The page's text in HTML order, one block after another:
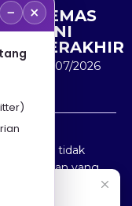
KEMAS
KINI
TERAKHIR
30/07/2026
adalah tidak
kerugian yang
maklumat
− ×